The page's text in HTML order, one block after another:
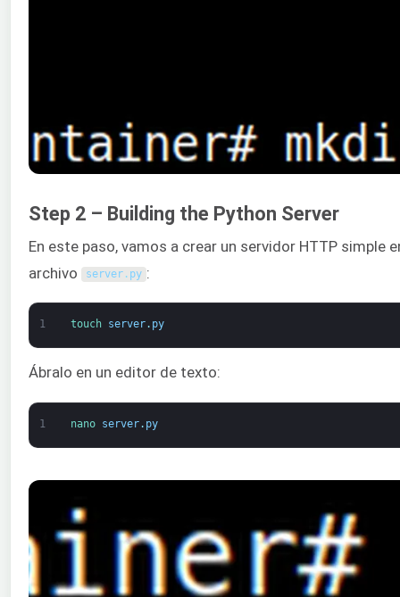
Step 2 – Building the Python Server
En este paso, vamos a crear un servidor HTTP simple
archivo
server. py :
1 touch server. py
Ábralo en un editor de texto:
1 nano server. py